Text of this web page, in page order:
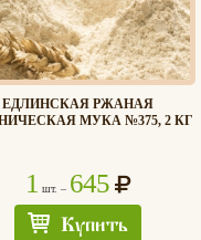
ЕДЛИНСКАЯ РЖАНАЯ
МУКА №375, 2 КГ
1 шт. – 645
Купить